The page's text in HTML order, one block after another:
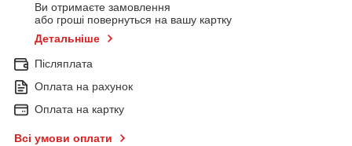
Ви отримаєте замовлення
або гроші повернуться на вашу картку
Детальніше
Післяплата
Оплата на рахунок
Оплата на картку
Всі умови оплати